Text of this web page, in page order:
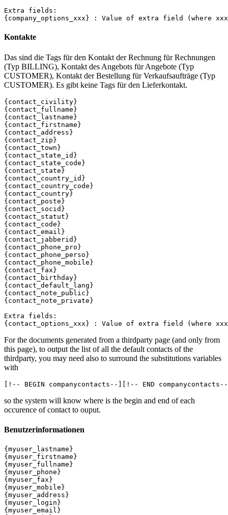
Extra fields:
Kontakte
Das sind die Tags für den Kontakt der Rechnung für Rechnungen
(Typ BILLING), Kontakt des Angebots für Angebote (Typ
CUSTOMER), Kontakt der Bestellung für Verkaufsaufträge (Typ
CUSTOMER). Es gibt keine Tags für den Lieferkontakt.
{contact_civility}
{contact_fullname}
{contact_lastname}
{contact_firstname}
{contact_address}
{contact_zip}
{contact_town}
{contact_state_id}
{contact_state_code}
{contact_state}
{contact_country_id}
{contact_country_code}
{contact_country}
{contact_poste}
{contact_socid}
{contact_statut}
{contact_code}
{contact_email}
{contact_jabberid}
{contact_phone_pro}
{contact_phone_perso}
{contact_phone_mobile}
{contact_fax}
{contact_birthday}
{contact_default_lang}
{contact_note_public}
{contact_note_private}
Extra fields:
For the documents generated from a thirdparty page (and only from
this page), to output the list of all the default contacts of the
thirdparty, you may need also to surround the substitutions variables
with
so the system will know where is the begin and end of each
occurence of contact to ouput.
Benutzerinformationen
{myuser_lastname}
{myuser_firstname}
{myuser_fullname}
{myuser_phone}
{myuser_fax}
{myuser_mobile}
{myuser_address}
{myuser_login}
{myuser_email}